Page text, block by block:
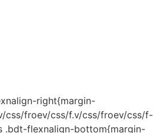
right{margin-
css/froev/css/f.v/css/froev/css/f-
.bdt-flexnalign-bottom{margin-